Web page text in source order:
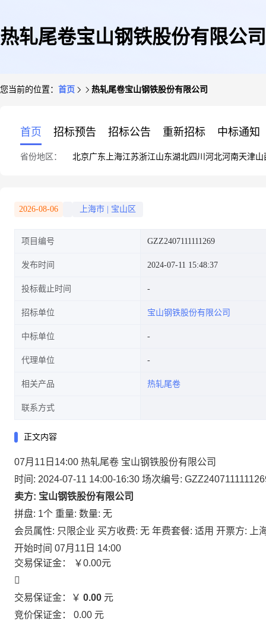
热轧尾卷宝山钢铁股份有限公司
您当前的位置： 首页 热轧尾卷宝山钢铁股份有限公司
首页 招标预告 招标公告 重新招标 中标通知
省份地区： 北京广东 上海江苏浙江山东湖北四川 河北河南天津山
2026-08-06 上海市 宝山区
项目编号 GZZ2407111111269
发布时间 2024-07-11 15:48:37
投标截止时间
招标单位 宝山钢铁股份有限公司
中标单位
代理单位
相关产品 热轧尾卷
联系方式
正文内容
07月11日14:00 热轧尾卷 宝山钢铁股份有限公司
时间: 2024-07-11 14:00-16:30 场次编号:
卖方: 宝山钢铁股份有限公司
拼盘: 1个 重量: 数量: 无
会员属性: 只限企业 买方收费: 无 年费套餐: 适用 开票方: 上
开始时间 07月11日 14:00
交易保证金：
￥0.00元

交易保证金：￥ 0.00 元
竞价保证金： 0.00 元